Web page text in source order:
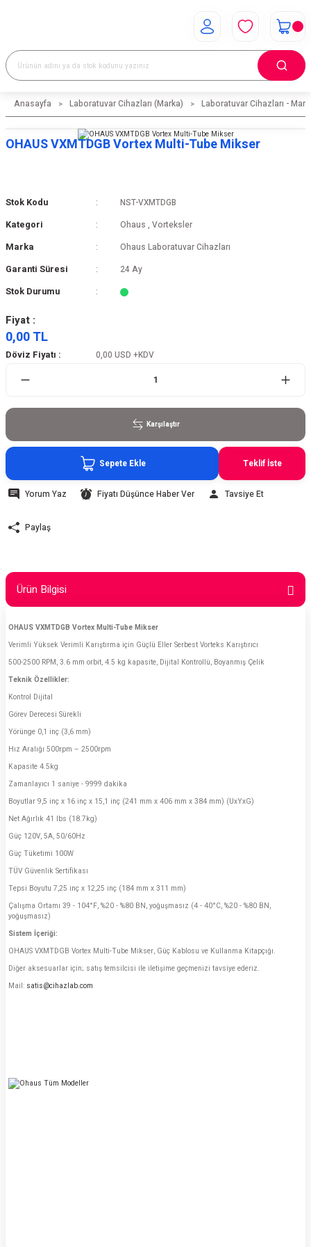
Anasayfa Laboratuvar Cihazları (Marka) Laboratuvar Cihazları -
OHAUS VXMTDGB Vortex Multi-Tube Mikser
Stok Kodu NST-VXMTDGB
Kategori Ohaus , Vorteksler
Marka Ohaus Laboratuvar Cihazları
Garanti Süresi 24 Ay
Stok Durumu
Fiyat :
0,00 TL
Döviz Fiyatı : 0,00 USD +KDV
Karşılaştır
Sepete Ekle Teklif İste
Yorum Yaz Fiyatı Düşünce Haber Ver Tavsiye Et
Paylaş
Ürün Bilgisi
OHAUS VXMTDGB Vortex Multi-Tube Mikser
Verimli Yüksek Verimli Karıştırma için Güçlü Eller Serbest Vorteks Karıştırıcı
500-2500 RPM, 3.6 mm orbit, 4.5 kg kapasite, Dijital Kontrollü, Boyanmış Çelik
Teknik Özellikler:
Kontrol Dijital
Görev Derecesi Sürekli
Yörünge 0,1 inç (3,6 mm)
Hız Aralığı 500rpm – 2500rpm
Kapasite 4.5kg
Zamanlayıcı 1 saniye - 9999 dakika
Boyutlar 9,5 inç x 16 inç x 15,1 inç (241 mm x 406 mm x 384 mm) (UxYxG)
Net Ağırlık 41 lbs (18.7kg)
Güç 120V, 5A, 50/60Hz
Güç Tüketimi 100W
TÜV Güvenlik Sertifikası
Tepsi Boyutu 7,25 inç x 12,25 inç (184 mm x 311 mm)
Çalışma Ortamı 39 - 104°F, %20 - %80 BN, yoğuşmasız (4 - 40°C, %20 - %80 BN,
yoğuşmasız)
Sistem İçeriği:
OHAUS VXMTDGB Vortex Multi-Tube Mikser, Güç Kablosu ve Kullanma Kitapçığı.
Diğer aksesuarlar için; satış temsilcisi ile iletişime geçmenizi tavsiye ederiz.
Mail: satis@cihazlab.com